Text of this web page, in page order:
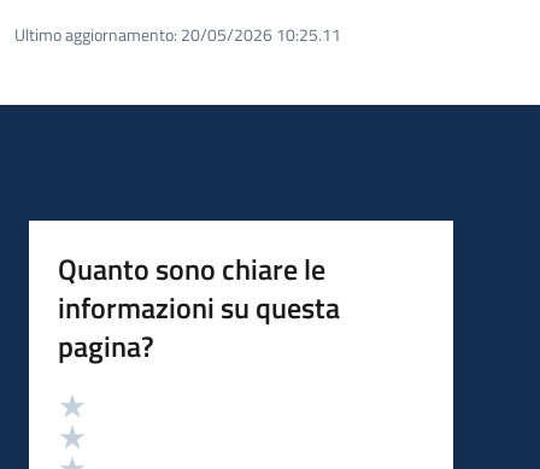
Ultimo aggiornamento: 20/05/2026 10:25.11
Quanto sono chiare le
informazioni su questa
pagina?
Valutazione